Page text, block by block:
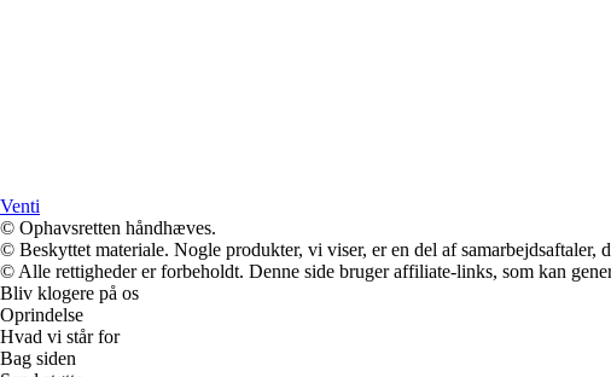
Venti
© Ophavsretten håndhæves.
© Beskyttet materiale. Nogle produkter, vi viser, er en del af samarbejdsaftaler,
© Alle rettigheder er forbeholdt. Denne side bruger affiliate-links, som kan
Bliv klogere på os
Oprindelse
Hvad vi står for
Bag siden